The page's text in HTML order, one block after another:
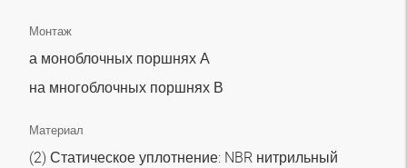
Монтаж
а моноблочных поршнях А
на многоблочных поршнях В
Материал
(2) Статическое уплотнение: NBR нитрильный